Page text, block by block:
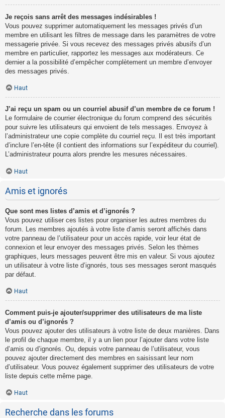
Je reçois sans arrêt des messages indésirables !
Vous pouvez supprimer automatiquement les messages privés d’un
membre en utilisant les filtres de message dans les paramètres de votre
messagerie privée. Si vous recevez des messages privés abusifs d’un
membre en particulier, rapportez les messages aux modérateurs. Ce
dernier a la possibilité d’empêcher complètement un membre d’envoyer
des messages privés.
Haut
J’ai reçu un spam ou un courriel abusif d’un membre de ce forum !
Le formulaire de courrier électronique du forum comprend des sécurités
pour suivre les utilisateurs qui envoient de tels messages. Envoyez à
l’administrateur une copie complète du courriel reçu. Il est très important
d’inclure l’en-tête (il contient des informations sur l’expéditeur du courriel).
L’administrateur pourra alors prendre les mesures nécessaires.
Haut
Amis et ignorés
Que sont mes listes d’amis et d’ignorés ?
Vous pouvez utiliser ces listes pour organiser les autres membres du
forum. Les membres ajoutés à votre liste d’amis seront affichés dans
votre panneau de l’utilisateur pour un accès rapide, voir leur état de
connexion et leur envoyer des messages privés. Selon les thèmes
graphiques, leurs messages peuvent être mis en valeur. Si vous ajoutez
un utilisateur à votre liste d’ignorés, tous ses messages seront masqués
par défaut.
Haut
Comment puis-je ajouter/supprimer des utilisateurs de ma liste
d’amis ou d’ignorés ?
Vous pouvez ajouter des utilisateurs à votre liste de deux manières. Dans
le profil de chaque membre, il y a un lien pour l’ajouter dans votre liste
d’amis ou d’ignorés. Ou, depuis votre panneau de l’utilisateur, vous
pouvez ajouter directement des membres en saisissant leur nom
d’utilisateur. Vous pouvez également supprimer des utilisateurs de votre
liste depuis cette même page.
Haut
Recherche dans les forums